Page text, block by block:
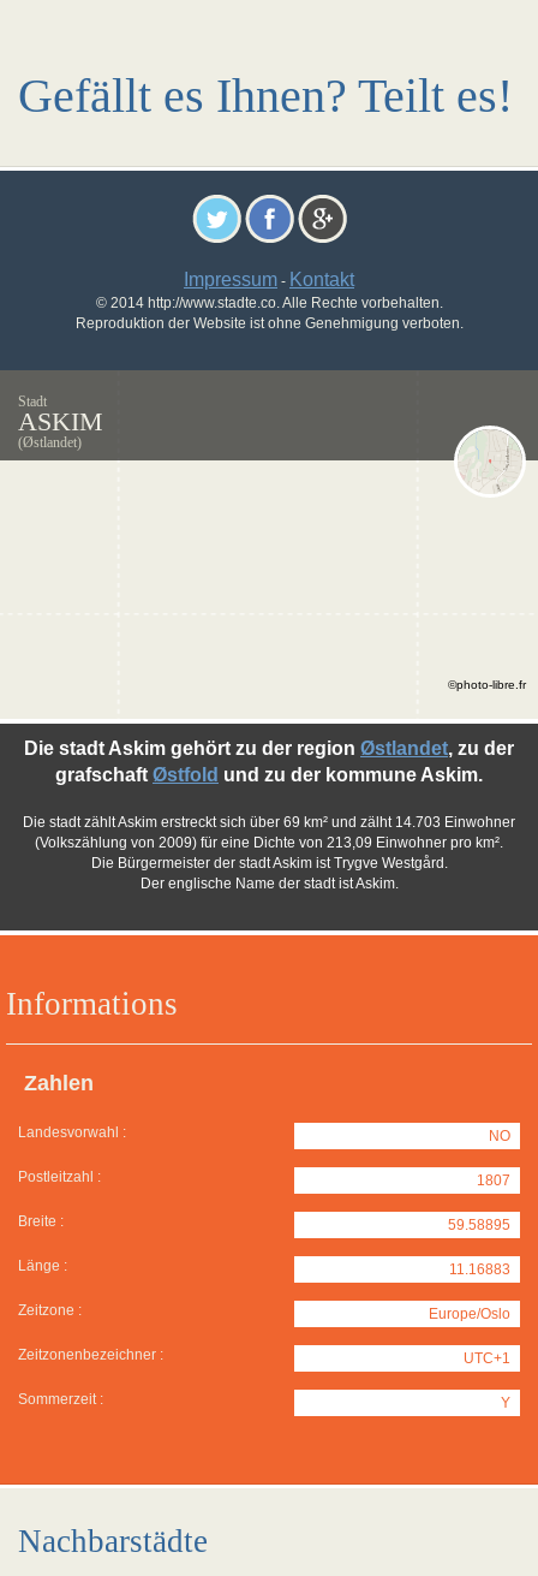
Gefällt es Ihnen? Teilt es!
Impressum - Kontakt
© 2014 http://www.stadte.co. Alle Rechte vorbehalten.
Reproduktion der Website ist ohne Genehmigung verboten.
Stadt
ASKIM
(Østlandet)
Informations
Zahlen
Landesvorwahl : NO
Postleitzahl : 1807
Breite : 59.58895
Länge : 11.16883
Zeitzone : Europe/Oslo
Zeitzonenbezeichner : UTC+1
Sommerzeit : Y
Die stadt Askim gehört zu der region Østlandet, zu der
grafschaft Østfold und zu der kommune Askim.
Die stadt zählt Askim erstreckt sich über 69 km² und zälht 14.703 Einwohner
(Volkszählung von 2009) für eine Dichte von 213,09 Einwohner pro km².
Die Bürgermeister der stadt Askim ist Trygve Westgård.
Der englische Name der stadt ist Askim.
©photo-libre.fr
Nachbarstädte